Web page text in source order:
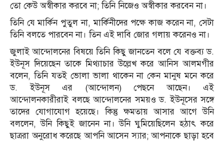
তো কেউ অস্বীকার করবে না; তিনি নিজেও অস্বীকার করবেন না।
তিনি যে মার্কিন পুতুল না, মার্কিনীদের পক্ষে কাজ করেন না, সেটা
তিনি বলতে পারবেন না। তিন এই দাবি জোর গলায় করেনও না।
জুলাই আন্দোলনের বিষয়ে তিনি কিছু জানতেন বলে যে বক্তব্য ড.
ইউনূস দিয়েছেন তাকে মিথ্যাচার উল্লেখ করে আনিস আলমগীর
বলেন, তিনি যতই ভোলা ভালা থাকেন না কেন মানুষ মনে করে
ড. ইউনূস এর (আন্দোলন) পেছনে আছেন। এই
আন্দোলনকারীরাই বলছে আন্দোলনের সময়ও ড. ইউনূসের সঙ্গে
তাদের যোগাযোগ হয়েছে। কিন্তু ক্ষমতায় আসার আগে উনি
বললেন, উনি কিছুই জানেন না। উনি ঘুমিয়েছিলেন হঠাৎ করে
ছাত্ররা অনুরোধ করেছে আপনি আসেন স্যার; আপনাকে ছাড়া হবে